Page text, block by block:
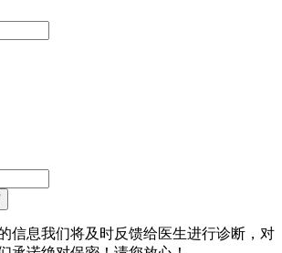
信息我们将及时反馈给医生进行诊断，对